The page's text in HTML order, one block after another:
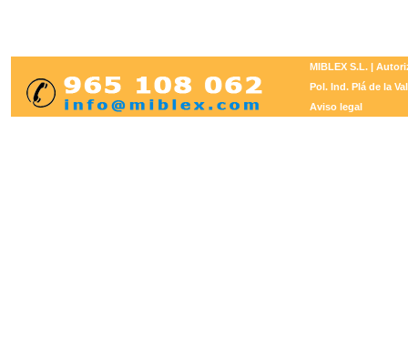
MIBLEX S.L. |
Pol. Ind. Plá de la
Aviso legal